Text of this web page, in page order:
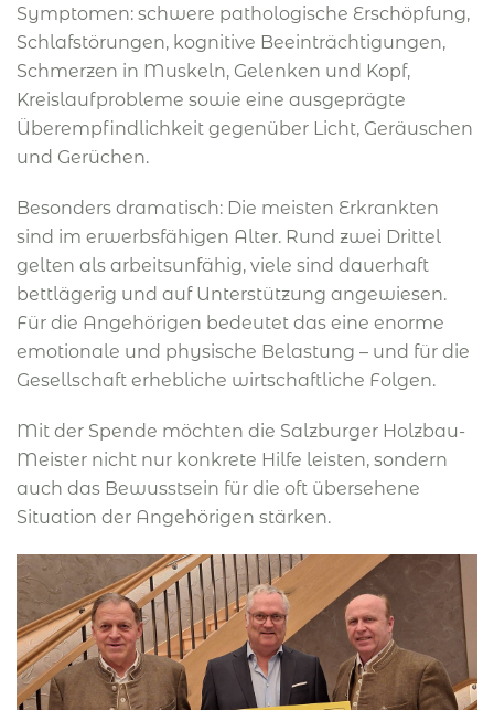
Symptomen: schwere pathologische Erschöpfung,
Schlafstörungen, kognitive Beeinträchtigungen,
Schmerzen in Muskeln, Gelenken und Kopf,
Kreislaufprobleme sowie eine ausgeprägte
Überempfindlichkeit gegenüber Licht, Geräuschen
und Gerüchen.
Besonders dramatisch: Die meisten Erkrankten
sind im erwerbsfähigen Alter. Rund zwei Drittel
gelten als arbeitsunfähig, viele sind dauerhaft
bettlägerig und auf Unterstützung angewiesen.
Für die Angehörigen bedeutet das eine enorme
emotionale und physische Belastung – und für die
Gesellschaft erhebliche wirtschaftliche Folgen.
Mit der Spende möchten die Salzburger Holzbau-
Meister nicht nur konkrete Hilfe leisten, sondern
auch das Bewusstsein für die oft übersehene
Situation der Angehörigen stärken.